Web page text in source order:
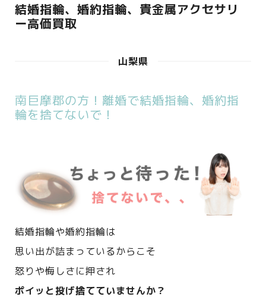
結婚指輪、婚約指輪、貴金属アクセサリ
ー高価買取
山梨県
南巨摩郡の方！離婚で結婚指輪、婚約指
輪を捨てないで！
結婚指輪や婚約指輪は
思い出が詰まっているからこそ
怒りや悔しさに押され
ポイッと投げ捨てていませんか？